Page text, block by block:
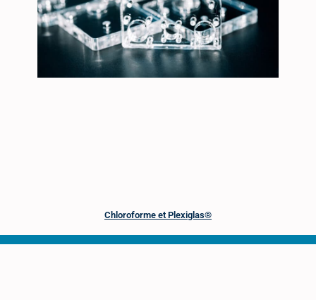
Chloroforme et Plexiglas®